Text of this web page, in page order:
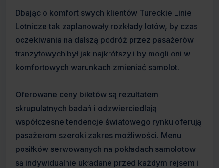
Dbając o komfort swych klientów Tureckie Linie
Lotnicze tak zaplanowały rozkłady lotów, by czas
oczekiwania na dalszą podróż przez pasażerów
tranzytowych był jak najkrótszy i by mogli oni w
komfortowych warunkach zmieniać samolot.
Oferowane ceny biletów są rezultatem
skrupulatnych badań i odzwierciedlają
współczesne tendencje światowego rynku oferują
pasażerom szeroki zakres możliwości. Menu
posiłków serwowanych na pokładach samolotow
są indywidualnie układane przed każdym rejsem i